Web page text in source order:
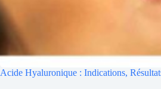
Acide Hyaluronique : Indications,